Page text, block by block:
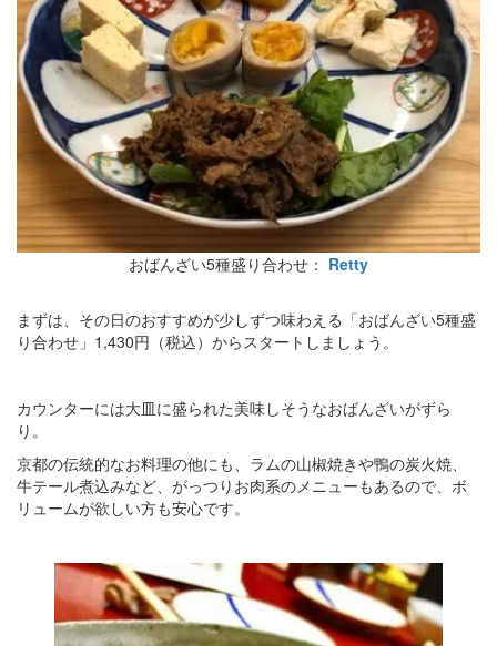
おばんざい5種盛り合わせ： Retty
まずは、その日のおすすめが少しずつ味わえる「おばんざい5種盛
り合わせ」1,430円（税込）からスタートしましょう。
カウンターには大皿に盛られた美味しそうなおばんざいがずら
り。
京都の伝統的なお料理の他にも、ラムの山椒焼きや鴨の炭火焼、
牛テール煮込みなど、がっつりお肉系のメニューもあるので、ボ
リュームが欲しい方も安心です。